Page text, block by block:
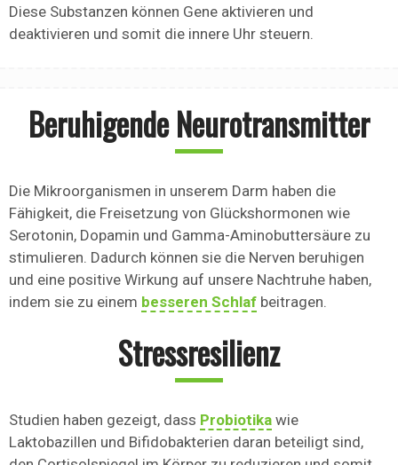
Diese Substanzen können Gene aktivieren und
deaktivieren und somit die innere Uhr steuern.
Beruhigende Neurotransmitter
Die Mikroorganismen in unserem Darm haben die
Fähigkeit, die Freisetzung von Glückshormonen wie
Serotonin, Dopamin und Gamma-Aminobuttersäure zu
stimulieren. Dadurch können sie die Nerven beruhigen
und eine positive Wirkung auf unsere Nachtruhe haben,
indem sie zu einem besseren Schlaf beitragen.
Stressresilienz
Studien haben gezeigt, dass Probiotika wie
Laktobazillen und Bifidobakterien daran beteiligt sind,